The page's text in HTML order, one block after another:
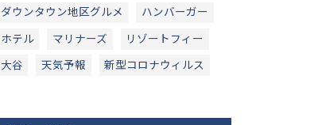
ダウンタウン地区グルメ ハンバーガー
ホテル マリナーズ リゾートフィー
大谷 天気予報 新型コロナウィルス